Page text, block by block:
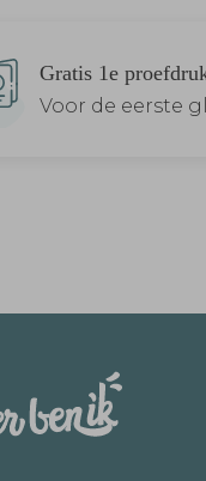
Gratis 1e
Voor de eerste